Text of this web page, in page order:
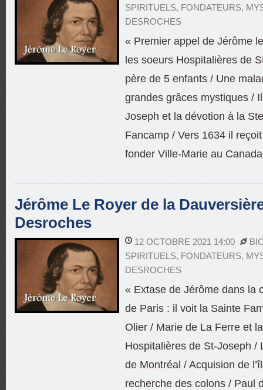
SPIRITUELS, FONDATEURS,
DESROCHES
« Premier appel de Jérôme
les soeurs Hospitalières de
père de 5 enfants / Une
grandes grâces mystiques /
Joseph et la dévotion à la
Fancamp / Vers 1634 il
fonder Ville-Marie au
Jérôme Le Royer de la
Desroches
12 OCTOBRE 2021 14:00
SPIRITUELS, FONDATEURS,
DESROCHES
« Extase de Jérôme dans la
de Paris : il voit la Sainte
Olier / Marie de La Ferre et
Hospitalières de St-Joseph /
de Montréal / Acquision de
recherche des colons / Paul